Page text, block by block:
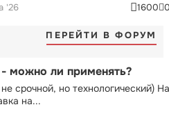
'26 1600
ПЕРЕЙТИ В ФОРУМ
можно ли применять?
срочной, но технологический) На
на...